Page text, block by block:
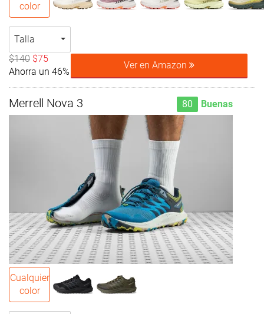
color
Talla
$140 $75
Ahorra un 46%
Ver en Amazon
Merrell Nova 3 80 Buenas
Cualquier
color